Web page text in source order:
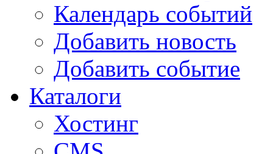
Календарь событий
Добавить новость
Добавить событие
Каталоги
Хостинг